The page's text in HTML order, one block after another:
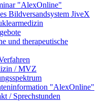
"AlexOnline"
Bildversandsystem JiveX
und therapeutische
/ MVZ
"AlexOnline"
/ Sprechstunden